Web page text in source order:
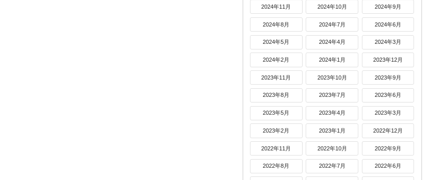
2024年11月 2024年10月 2024年9月
2024年8月 2024年7月 2024年6月
2024年5月 2024年4月 2024年3月
2024年2月 2024年1月 2023年12月
2023年11月 2023年10月 2023年9月
2023年8月 2023年7月 2023年6月
2023年5月 2023年4月 2023年3月
2023年2月 2023年1月 2022年12月
2022年11月 2022年10月 2022年9月
2022年8月 2022年7月 2022年6月